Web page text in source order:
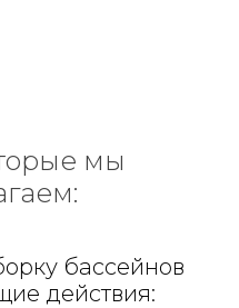
мы
бассейнов
действия: